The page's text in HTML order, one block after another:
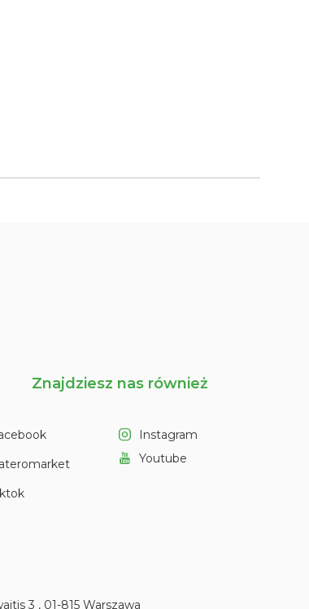
Znajdziesz nas również
Instagram
Youtube
3 , 01-815 Warszawa